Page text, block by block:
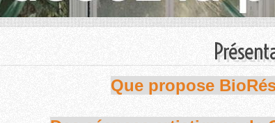
Que propose